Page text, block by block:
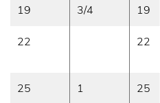
19 3/4 19
22 22
25 1 25